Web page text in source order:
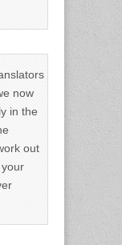
now
in the
out